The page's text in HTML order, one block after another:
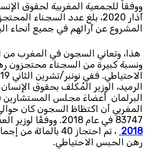
ووفقاً للجمعية المغربية لحقوق
آذار 2020، بلغ عدد السجناء
المشروع عن آرائهم في جميع أنحاء البلاد
هذا، وتعاني السجون في المغرب من
ونسبة كبيرة من السجناء محتجزون
الرميد، الوزير المُكلف بحقوق
البرلمان أعضاءَ مجلس المستشارين
83747 في عام 2018. ووفقًا لوزير العدل،
2018
، تم احتجاز 40
رهن الحبس الاحتياطي.